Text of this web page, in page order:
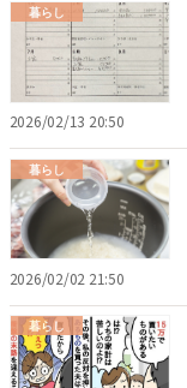
暮らし
2026/02/13 20:50
暮らし
2026/02/02 21:50
暮らし